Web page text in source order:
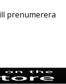
prenumerera